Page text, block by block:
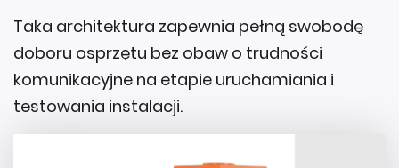
Taka architektura zapewnia pełną swobodę
doboru osprzętu bez obaw o trudności
komunikacyjne na etapie uruchamiania i
testowania instalacji.